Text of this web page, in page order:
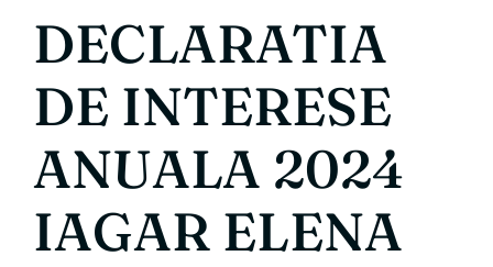
DECLARATIA
DE INTERESE
ANUALA 2024
IAGAR ELENA